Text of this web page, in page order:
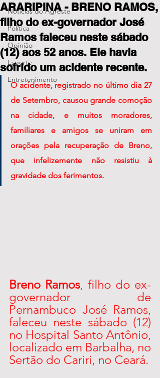
Notícias do Agreste
Política
Opinião
Esporte
Entretenimento
ARARIPINA - BRENO RAMOS,
filho do ex-governador José
Ramos faleceu neste sábado
(12) aos 52 anos. Ele havia
sofrido um acidente recente.
O acidente, registrado no último dia 27
de Setembro, causou grande comoção
na cidade, e muitos moradores,
familiares e amigos se uniram em
orações pela recuperação de Breno,
que infelizemente não resistiu à
gravidade dos ferimentos.
Breno Ramos, filho do ex-
governador de
Pernambuco José Ramos,
faleceu neste sábado (12)
no Hospital Santo Antônio,
localizado em Barbalha, no
Sertão do Cariri, no Ceará.